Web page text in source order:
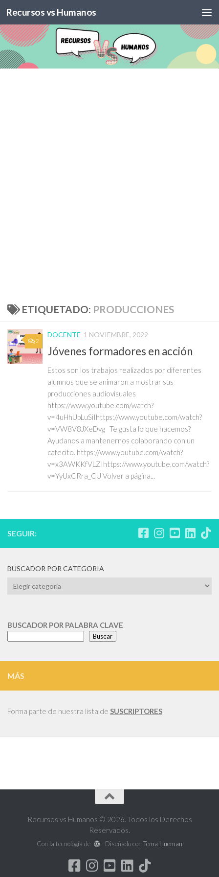
Skip to content
Recursos vs Humanos
ETIQUETADO: PRODUCCIONES
2
DOCENTE 1 NOVIEMBRE, 2022
Jóvenes formadores en acción
Estos son los trabajos realizados por diferentes
alumnos que se animaron a mostrar sus
producciones audiovisuales
https://www.youtube.com/watch?
v=4uHhUpLuSiIhttps://www.youtube.com/watch?
v=VW8V8JXeDvg Te gusta lo que hacemos?
Ayudanos a mantenernos colaborando con un
cafecito. https://www.youtube.com/watch?
v=x3AWKKfVLZIhttps://www.youtube.com/watch?
v=YyUxCRra_CU Volver a página...
SEGUIR:
BUSCADOR POR CATEGORIA
BUSCADOR
BUSCADOR POR PALABRA CLAVE
Buscar
MÁS
Forma parte de nuestra lista de SUSCRIPTORES
Recursos vs Humanos © 2026. Todos los Derechos
Reservados.
Con la tecnología de - Diseñado con Tema Hueman